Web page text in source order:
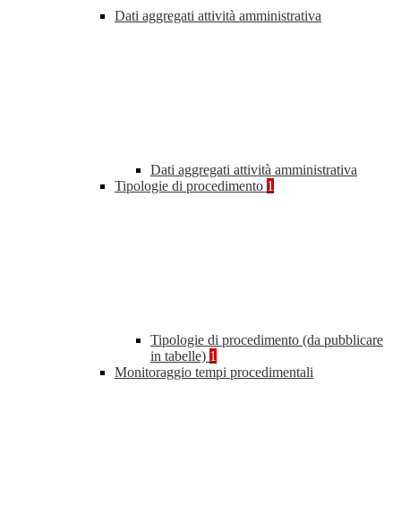
Dati aggregati attività amministrativa
Dati aggregati attività amministrativa
Tipologie di procedimento 1
Tipologie di procedimento (da pubblicare
in tabelle) 1
Monitoraggio tempi procedimentali